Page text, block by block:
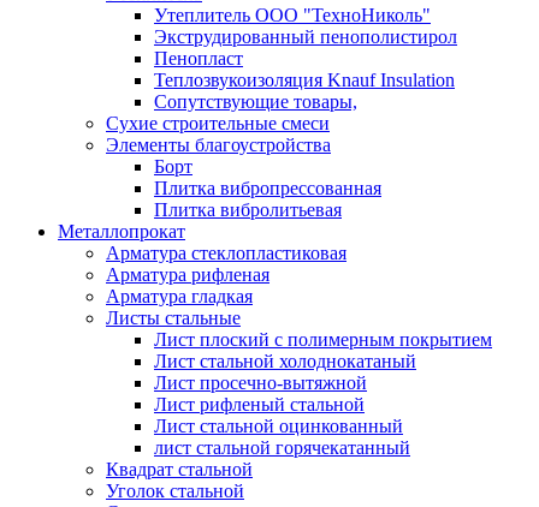
Утеплитель ООО "ТехноНиколь"
Экструдированный пенополистирол
Пенопласт
Теплозвукоизоляция Knauf Insulation
Сопутствующие товары,
Сухие строительные смеси
Элементы благоустройства
Борт
Плитка вибропрессованная
Плитка вибролитьевая
Металлопрокат
Арматура стеклопластиковая
Арматура рифленая
Арматура гладкая
Листы стальные
Лист плоский с полимерным покрытием
Лист стальной холоднокатаный
Лист просечно-вытяжной
Лист рифленый стальной
Лист стальной оцинкованный
лист стальной горячекатанный
Квадрат стальной
Уголок стальной